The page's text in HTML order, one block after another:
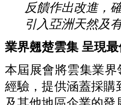
反饋作出改進，
引入亞洲天然及
業界翹楚雲集 呈現
本屆展會將雲集業
經驗，提供涵蓋採購